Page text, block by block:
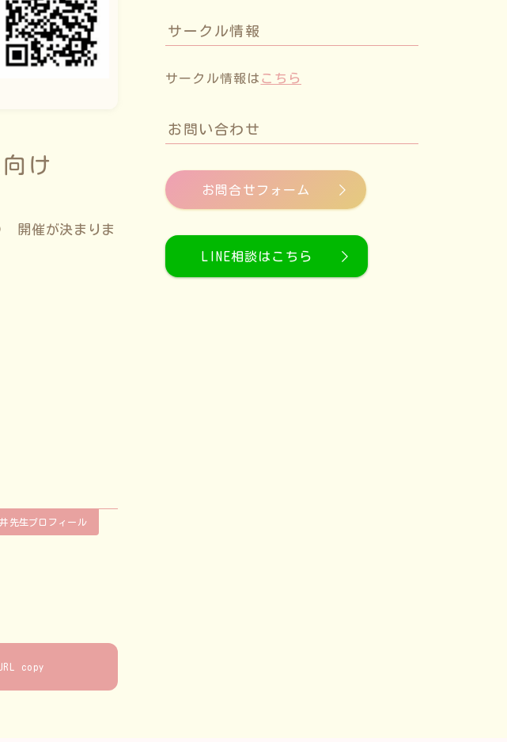
け
開催が決まりま
先生プロフィール
URL copy
サークル情報
サークル情報は こちら
お問い合わせ
お問合せフォーム
LINE相談はこちら